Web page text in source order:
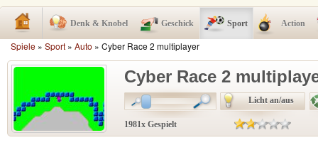
Denk & Knobel Geschick Sport Action
Spiele » Sport » Auto » Cyber Race 2 multiplayer
Cyber Race 2
Licht an/aus
1981x Gespielt